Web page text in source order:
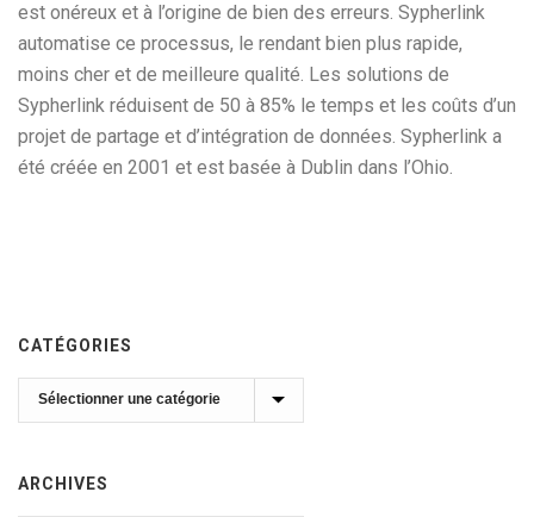
est onéreux et à l’origine de bien des erreurs. Sypherlink
automatise ce processus, le rendant bien plus rapide,
moins cher et de meilleure qualité. Les solutions de
Sypherlink réduisent de 50 à 85% le temps et les coûts d’un
projet de partage et d’intégration de données. Sypherlink a
été créée en 2001 et est basée à Dublin dans l’Ohio.
CATÉGORIES
Catégories
ARCHIVES